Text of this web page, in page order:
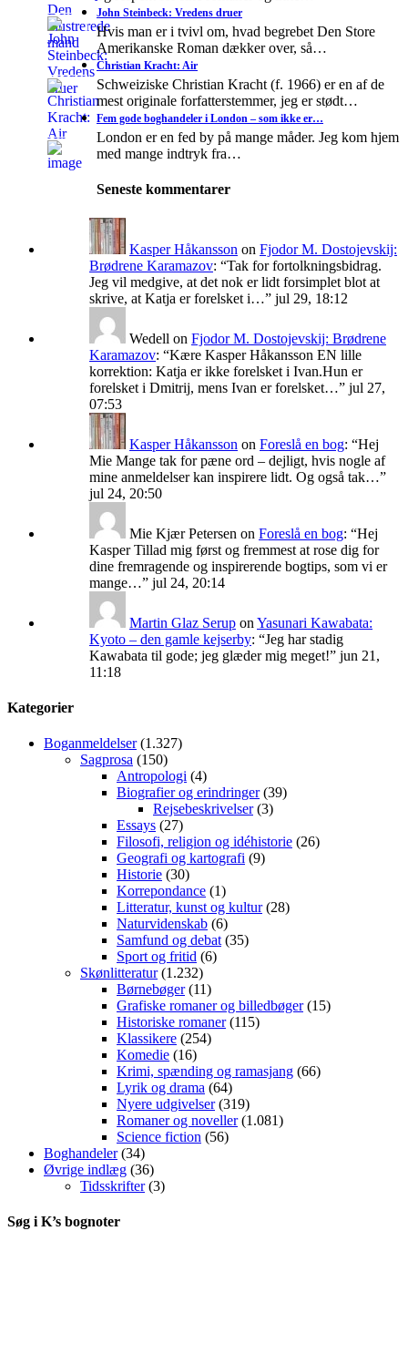
John Steinbeck: Vredens druer
Hvis man er i tvivl om, hvad begrebet Den Store
Amerikanske Roman dækker over, så…
Christian Kracht: Air
Schweiziske Christian Kracht (f. 1966) er en af de
mest originale forfatterstemmer, jeg er stødt…
Fem gode boghandeler i London – som ikke er…
London er en fed by på mange måder. Jeg kom hjem
med mange indtryk fra…
Seneste kommentarer
Kasper Håkansson on Fjodor M. Dostojevskij:
Brødrene Karamazov: “Tak for fortolkningsbidrag.
Jeg vil medgive, at det nok er lidt forsimplet blot at
skrive, at Katja er forelsket i…” jul 29, 18:12
Wedell on Fjodor M. Dostojevskij: Brødrene
Karamazov: “Kære Kasper Håkansson EN lille
korrektion: Katja er ikke forelsket i Ivan.Hun er
forelsket i Dmitrij, mens Ivan er forelsket…” jul 27,
07:53
Kasper Håkansson on Foreslå en bog: “Hej
Mie Mange tak for pæne ord – dejligt, hvis nogle af
mine anmeldelser kan inspirere lidt. Og også tak…”
jul 24, 20:50
Mie Kjær Petersen on Foreslå en bog: “Hej
Kasper Tillad mig først og fremmest at rose dig for
dine fremragende og inspirerende bogtips, som vi er
mange…” jul 24, 20:14
Martin Glaz Serup on Yasunari Kawabata:
Kyoto – den gamle kejserby: “Jeg har stadig
Kawabata til gode; jeg glæder mig meget!” jun 21,
11:18
Kategorier
Boganmeldelser(1.327)
Sagprosa (150)
Antropologi (4)
Biografier og erindringer(39)
Rejsebeskrivelser(3)
Essays (27)
Filosofi, religion og idéhistorie (26)
Geografi og kartografi (9)
Historie (30)
Korrepondance (1)
Litteratur, kunst og kultur(28)
Naturvidenskab (6)
Samfund og debat (35)
Sport og fritid (6)
Skønlitteratur(1.232)
Børnebøger(11)
Grafiske romaner og billedbøger(15)
Historiske romaner(115)
Klassikere (254)
Komedie (16)
Krimi, spænding og ramasjang (66)
Lyrik og drama (64)
Nyere udgivelser(319)
Romaner og noveller(1.081)
Science fiction (56)
Boghandeler(34)
Øvrige indlæg (36)
Tidsskrifter(3)
Søg i K’s bognoter